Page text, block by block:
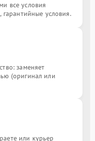
все условия
гарантийные условия.
заменяет
(оригинал или
или курьер